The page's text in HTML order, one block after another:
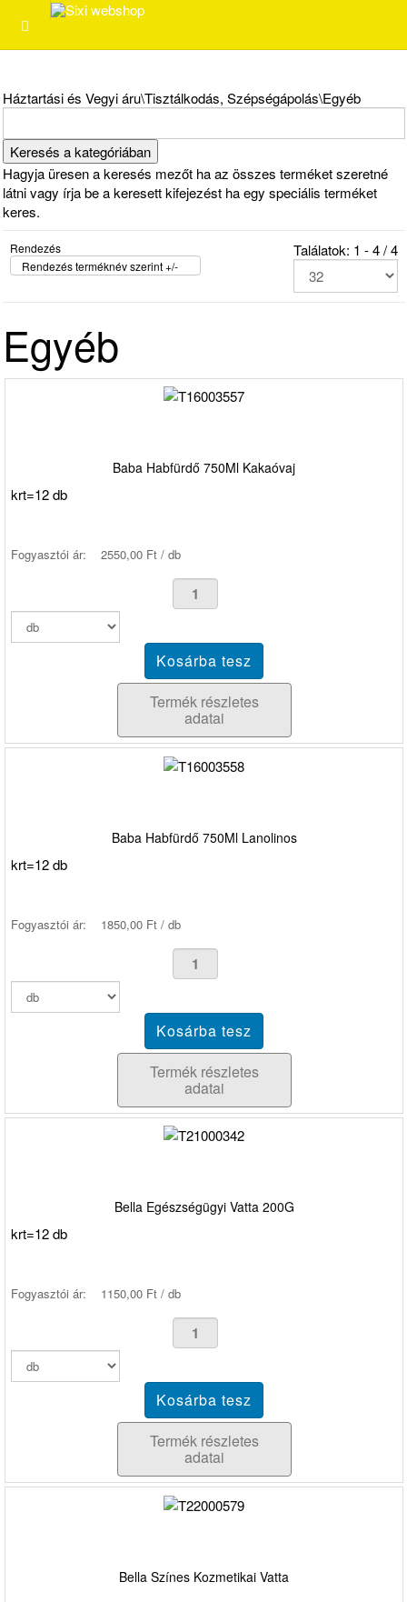
Háztartási és Vegyi áru\Tisztálkodás, Szépségápolás\Egyéb
Hagyja üresen a keresés mezőt ha az összes terméket szeretné
látni vagy írja be a keresett kifejezést ha egy speciális terméket
keres.
Rendezés
Rendezés terméknév szerint +/-
Találatok: 1 - 4 / 4
Egyéb
Baba Habfürdő 750Ml Kakaóvaj
krt=12 db
Fogyasztói ár: 2550,00 Ft / db
Termék részletes
adatai
Baba Habfürdő 750Ml Lanolinos
krt=12 db
Fogyasztói ár: 1850,00 Ft / db
Termék részletes
adatai
Bella Egészségügyi Vatta 200G
krt=12 db
Fogyasztói ár: 1150,00 Ft / db
Termék részletes
adatai
Bella Színes Kozmetikai Vatta